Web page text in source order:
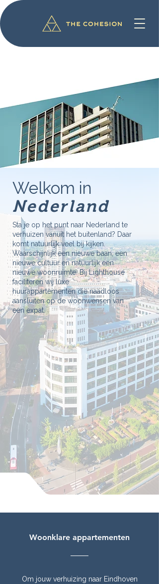
Welkom in
Nederland
Sta je op het punt naar Nederland te
verhuizen vanuit het buitenland? Daar
komt natuurlijk veel bij kijken.
Waarschijnlijk een nieuwe baan, een
nieuwe cultuur en natuurlijk een
nieuwe woonruimte. Bij Lighthouse
faciliteren wij luxe
huurappartementen die naadloos
aansluiten op de woonwensen van
een expat.
Woonklare appartementen
Om jouw verhuizing naar Eindhoven